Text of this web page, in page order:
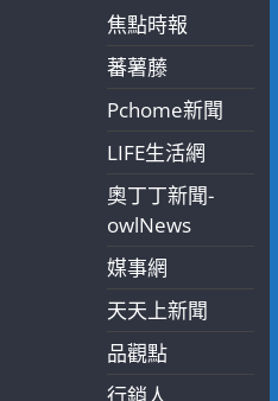
焦點時報
蕃薯藤
Pchome新聞
LIFE生活網
奧丁丁新聞-
owlNews
媒事網
天天上新聞
品觀點